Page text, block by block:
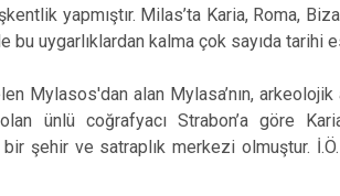
yapmıştır. Milas’ta Karia, Roma,
uygarlıklardan kalma çok sayıda tarihi
Mylasos'dan alan Mylasa’nın,
ünlü coğrafyacı Strabon’a göre
şehir ve satraplık merkezi olmuştur.